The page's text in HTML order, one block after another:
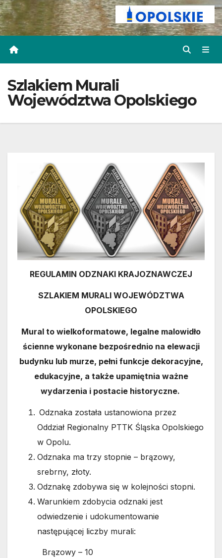
Szlakiem Murali
Województwa Opolskiego
REGULAMIN ODZNAKI KRAJOZNAWCZEJ
SZLAKIEM MURALI WOJEWÓDZTWA
OPOLSKIEGO
Mural to wielkoformatowe, legalne malowidło
ścienne wykonane bezpośrednio na elewacji
budynku lub murze, pełni funkcje dekoracyjne,
edukacyjne, a także upamiętnia ważne
wydarzenia i postacie historyczne.
Odznaka została ustanowiona przez
Oddział Regionalny PTTK Śląska Opolskiego
w Opolu.
Odznaka ma trzy stopnie – brązowy,
srebrny, złoty.
Odznakę zdobywa się w kolejności stopni.
Warunkiem zdobycia odznaki jest
odwiedzenie i udokumentowanie
następującej liczby murali:
Brązowy – 10